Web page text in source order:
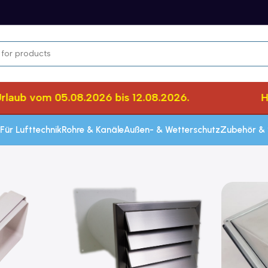
vom 05.08.2026 bis 12.08.2026.
LufttechnikRohre & KanäleAußen- & WetterschutzZubehör &